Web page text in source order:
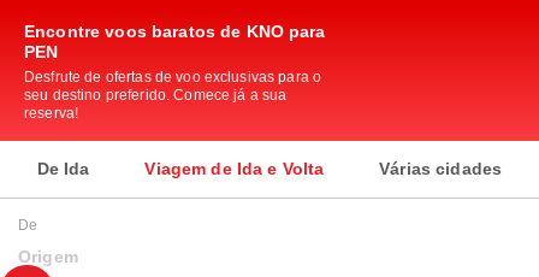
Encontre voos baratos de KNO para
PEN
Desfrute de ofertas de voo exclusivas para o
seu destino preferido. Comece já a sua
reserva!
De Ida Viagem de Ida e Volta Várias cidades
De
Origem